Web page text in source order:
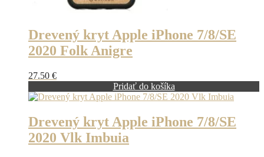
Drevený kryt Apple iPhone 7/8/SE
2020 Folk Anigre
27.50 €
Pridať do košíka
Drevený kryt Apple iPhone 7/8/SE
2020 Vlk Imbuia